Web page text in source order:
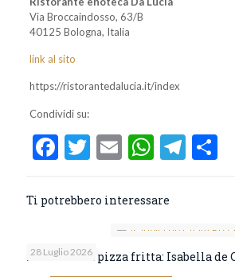
Via Broccaindosso, 63/B
40125 Bologna, Italia
link al sito
https://ristorantedalucia.it/index
Condividi su:
Facebook
Twitter
Email
Ti potrebbero interessare
28 Luglio 2026
La Dea della pizza fritta: Isabella de